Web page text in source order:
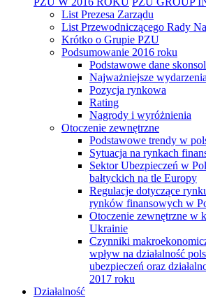
List Prezesa Zarządu
List Przewodniczącego Rady
Krótko o Grupie PZU
Podsumowanie 2016 roku
Podstawowe dane
Najważniejsze
Pozycja rynkowa
Rating
Nagrody i wyróżnienia
Otoczenie zewnętrzne
Podstawowe trendy w
Sytuacja na rynkach
Sektor Ubezpieczeń w
bałtyckich na tle Europy
Regulacje dotyczące
rynków finansowych w
Otoczenie zewnętrzne w
Ukrainie
Czynniki
wpływ na działalność
ubezpieczeń oraz
2017 roku
Działalność